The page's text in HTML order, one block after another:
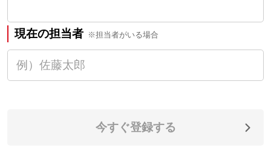
現在の担当者 ※担当者がいる場合
今すぐ登録する